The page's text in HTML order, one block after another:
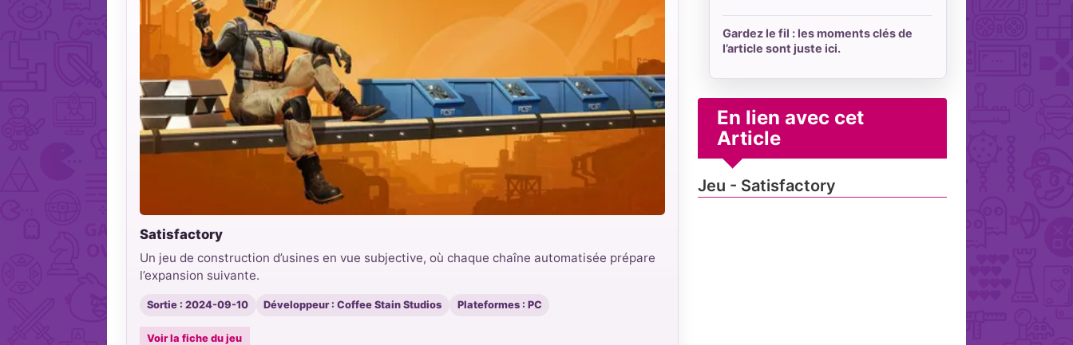
Satisfactory
Un jeu de construction d’usines en vue subjective, où chaque chaîne automatisée prépare
l’expansion suivante.
Sortie : 2024-09-10 Développeur : Coffee Stain Studios Plateformes : PC
Voir la fiche du jeu
Gardez le fil : les moments clés de
l’article sont juste ici.
En lien avec cet
Article
Jeu - Satisfactory